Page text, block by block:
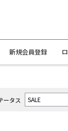
新規会員登録
ータス